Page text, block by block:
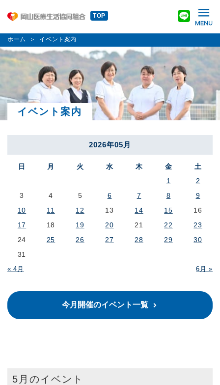
TOP
ホーム イベント案内
イベント案内
2026年05月
日 月 火 水 木 金 土
« 4月 6月 »
1
2
3
4 5 6 7 8
9
10
11 12 13 14 15
16
17
18 19 20 21 22
23
24
25 26 27 28 29
30
31
今月開催のイベント一覧
5月のイベント